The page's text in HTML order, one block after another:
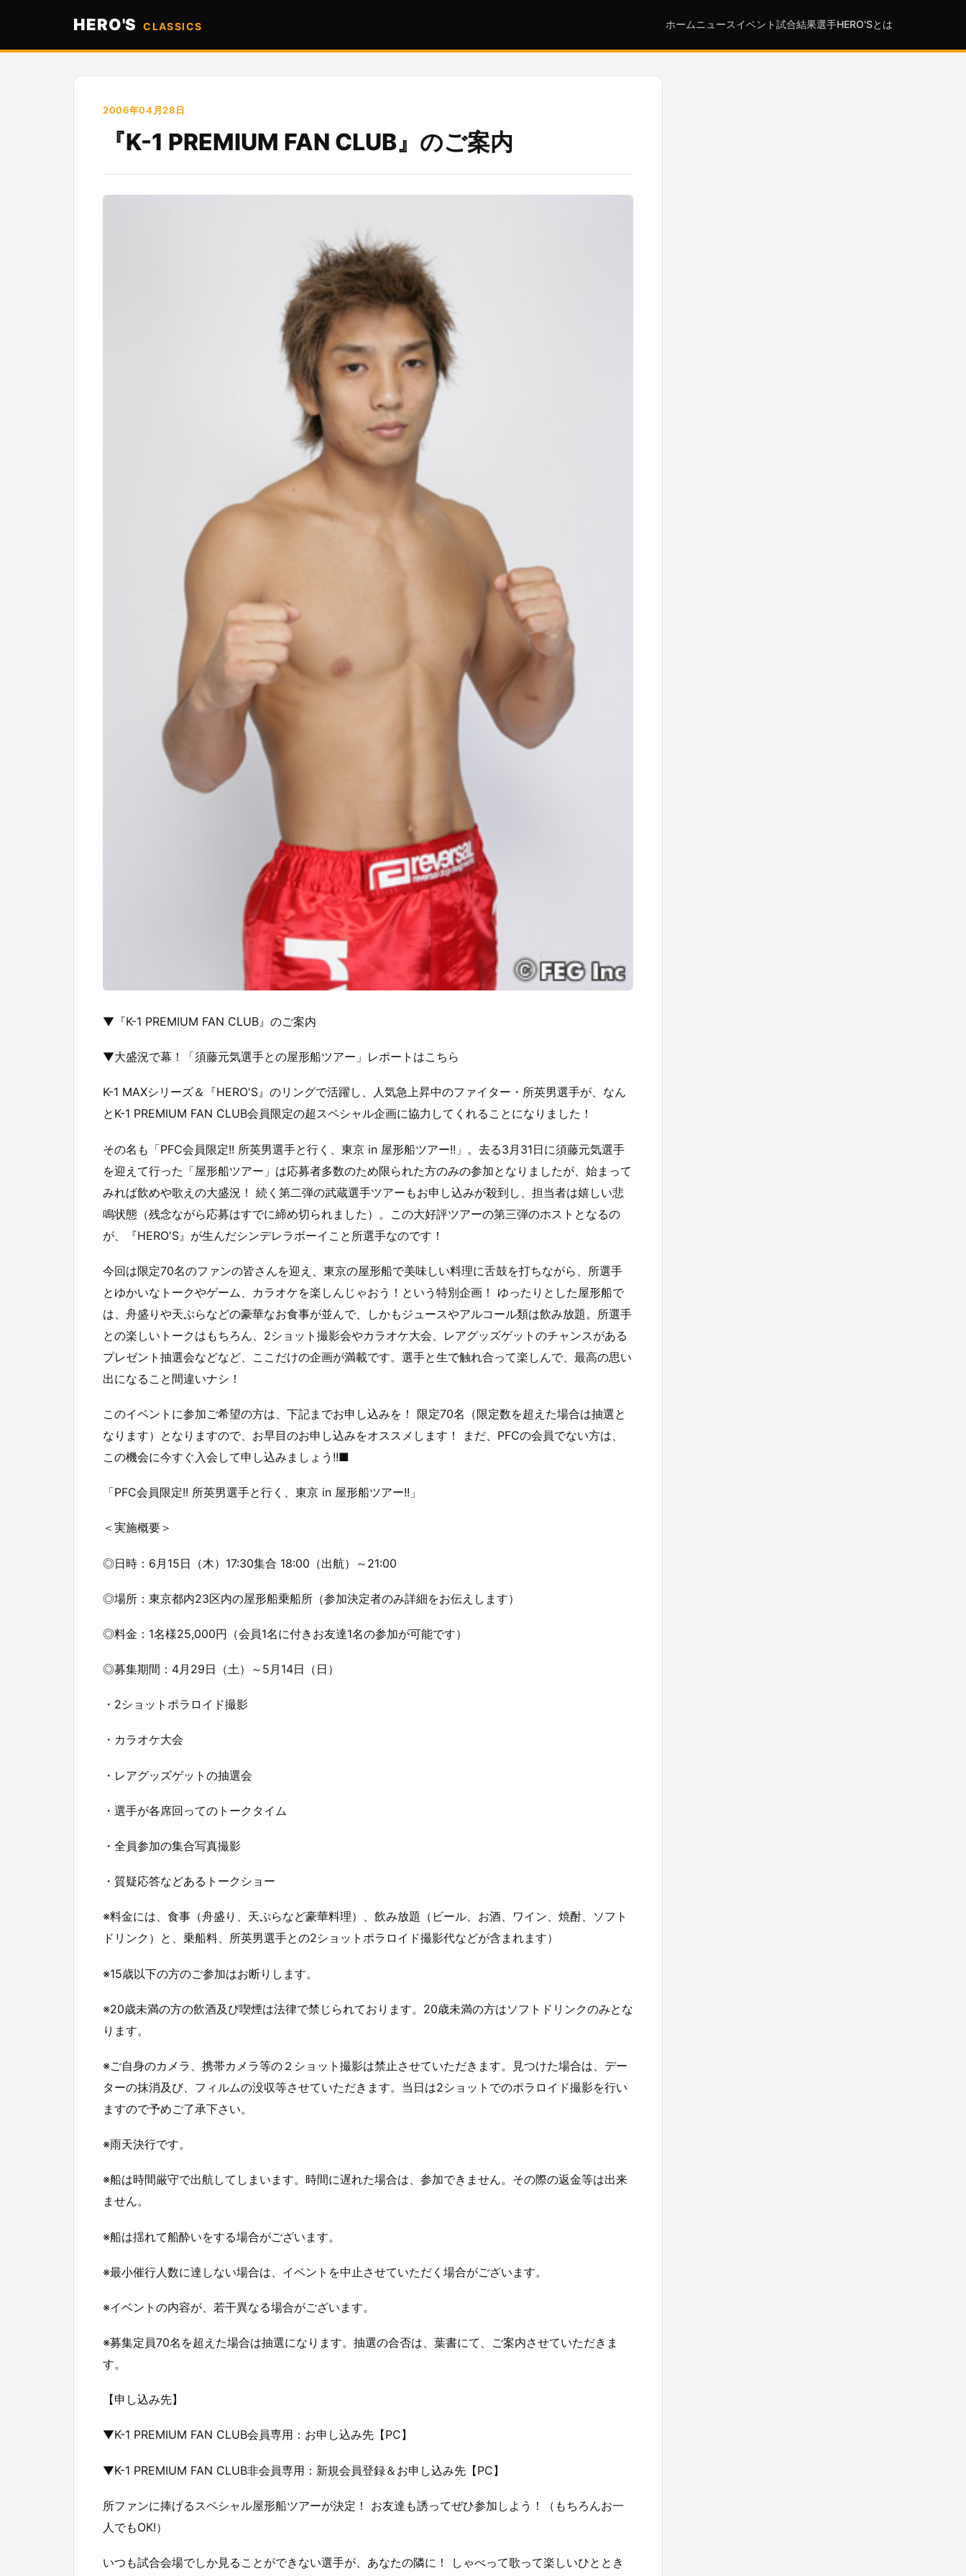
HERO'S CLASSICS ホーム ニュースイベント試合結果選手HERO'Sとは
2006年04月28日
『K-1 PREMIUM FAN CLUB』のご案内
▼『K-1 PREMIUM FAN CLUB』のご案内
▼大盛況で幕！「須藤元気選手との屋形船ツアー」レポートはこちら
K-1 MAXシリーズ＆『HERO'S』のリングで活躍し、人気急上昇中のファイター・所英男選手が、なん
とK-1 PREMIUM FAN CLUB会員限定の超スペシャル企画に協力してくれることになりました！
その名も「PFC会員限定!! 所英男選手と行く、東京 in 屋形船ツアー!!」。去る3月31日に須藤元気選手
を迎えて行った「屋形船ツアー」は応募者多数のため限られた方のみの参加となりましたが、始まって
みれば飲めや歌えの大盛況！ 続く第二弾の武蔵選手ツアーもお申し込みが殺到し、担当者は嬉しい悲
鳴状態（残念ながら応募はすでに締め切られました）。この大好評ツアーの第三弾のホストとなるの
が、『HERO'S』が生んだシンデレラボーイこと所選手なのです！
今回は限定70名のファンの皆さんを迎え、東京の屋形船で美味しい料理に舌鼓を打ちながら、所選手
とゆかいなトークやゲーム、カラオケを楽しんじゃおう！という特別企画！ ゆったりとした屋形船で
は、舟盛りや天ぷらなどの豪華なお食事が並んで、しかもジュースやアルコール類は飲み放題。所選手
との楽しいトークはもちろん、2ショット撮影会やカラオケ大会、レアグッズゲットのチャンスがある
プレゼント抽選会などなど、ここだけの企画が満載です。選手と生で触れ合って楽しんで、最高の思い
出になること間違いナシ！
このイベントに参加ご希望の方は、下記までお申し込みを！ 限定70名（限定数を超えた場合は抽選と
なります）となりますので、お早目のお申し込みをオススメします！ まだ、PFCの会員でない方は、
この機会に今すぐ入会して申し込みましょう!!■
「PFC会員限定!! 所英男選手と行く、東京 in 屋形船ツアー!!」
＜実施概要＞
◎日時：6月15日（木）17:30集合 18:00（出航）～21:00
◎場所：東京都内23区内の屋形船乗船所（参加決定者のみ詳細をお伝えします）
◎料金：1名様25,000円（会員1名に付きお友達1名の参加が可能です）
◎募集期間：4月29日（土）～5月14日（日）
・2ショットポラロイド撮影
・カラオケ大会
・レアグッズゲットの抽選会
・選手が各席回ってのトークタイム
・全員参加の集合写真撮影
・質疑応答などあるトークショー
※料金には、食事（舟盛り、天ぷらなど豪華料理）、飲み放題（ビール、お酒、ワイン、焼酎、ソフト
ドリンク）と、乗船料、所英男選手との2ショットポラロイド撮影代などが含まれます）
※15歳以下の方のご参加はお断りします。
※20歳未満の方の飲酒及び喫煙は法律で禁じられております。20歳未満の方はソフトドリンクのみとな
ります。
※ご自身のカメラ、携帯カメラ等の２ショット撮影は禁止させていただきます。見つけた場合は、デー
ターの抹消及び、フィルムの没収等させていただきます。当日は2ショットでのポラロイド撮影を行い
ますので予めご了承下さい。
※雨天決行です。
※船は時間厳守で出航してしまいます。時間に遅れた場合は、参加できません。その際の返金等は出来
ません。
※船は揺れて船酔いをする場合がございます。
※最小催行人数に達しない場合は、イベントを中止させていただく場合がございます。
※イベントの内容が、若干異なる場合がございます。
※募集定員70名を超えた場合は抽選になります。抽選の合否は、葉書にて、ご案内させていただきま
す。
【申し込み先】
▼K-1 PREMIUM FAN CLUB会員専用：お申し込み先【PC】
▼K-1 PREMIUM FAN CLUB非会員専用：新規会員登録＆お申し込み先【PC】
所ファンに捧げるスペシャル屋形船ツアーが決定！ お友達も誘ってぜひ参加しよう！（もちろんお一
人でもOK!）
いつも試合会場でしか見ることができない選手が、あなたの隣に！ しゃべって歌って楽しいひととき